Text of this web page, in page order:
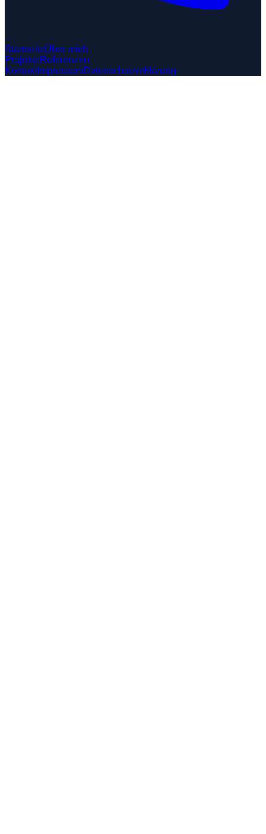
StartseiteÜber mich
ProjekteReferenzen
KontaktImpressumDatenschutzerklärung